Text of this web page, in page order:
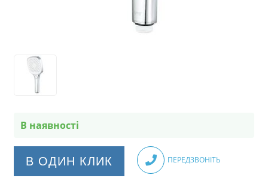
В наявності
В ОДИН КЛИК ПЕРЕДЗВОНІТЬ